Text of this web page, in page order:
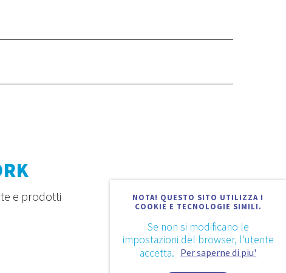
NOTA! QUESTO SITO UTILIZZA I
COOKIE E TECNOLOGIE SIMILI.
Se non si modificano le
impostazioni del browser, l'utente
accetta. Per saperne di piu'
e prodotti